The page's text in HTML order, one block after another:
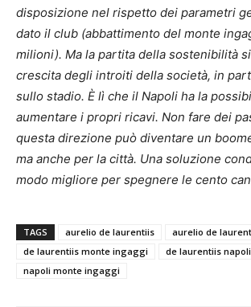
disposizione nel rispetto dei parametri
dato il club (abbattimento del monte
milioni). Ma la partita della sostenibilità
crescita degli introiti della società, in
sullo stadio. È lì che il Napoli ha la
aumentare i propri ricavi. Non fare dei
questa direzione può diventare un
ma anche per la città. Una soluzione
modo migliore per spegnere le cento
TAGS aurelio de laurentiis
aurelio de
de laurentiis monte ingaggi
de laurentiis napoli
napoli monte ingaggi